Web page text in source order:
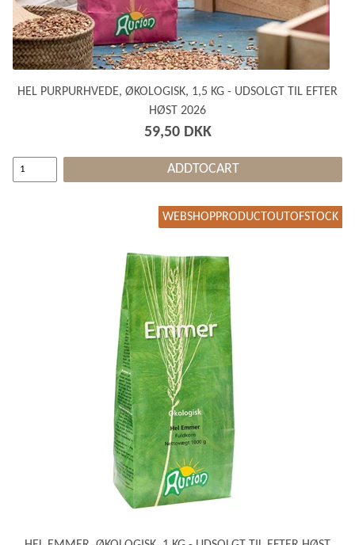
HEL PURPURHVEDE, ØKOLOGISK, 1,5 KG - UDSOLGT TIL EFTER
HØST 2026
59,50 DKK
ADDTOCART
WEBSHOPPRODUCTOUTOFSTOCK